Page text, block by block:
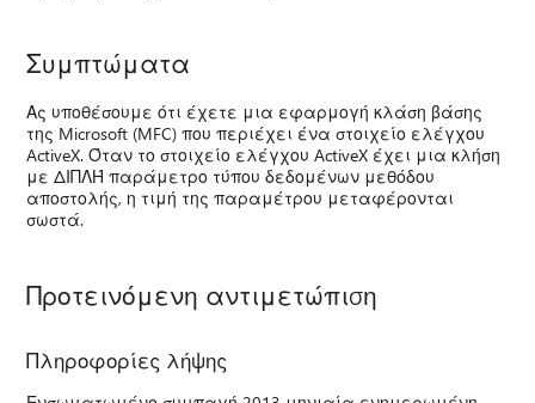
Συμπτώματα
Ας υποθέσουμε ότι έχετε μια εφαρμογή κλάση βάσης
της Microsoft (MFC) που περιέχει ένα στοιχείο ελέγχου
ActiveX. Όταν το στοιχείο ελέγχου ActiveX έχει μια κλήση
με ΔΙΠΛΉ παράμετρο τύπου δεδομένων μεθόδου
αποστολής, η τιμή της παραμέτρου μεταφέρονται
σωστά.
Προτεινόμενη αντιμετώπιση
Πληροφορίες λήψης